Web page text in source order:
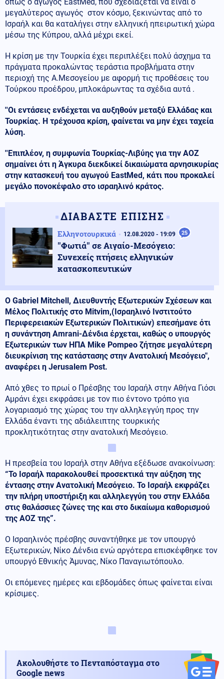
μεγαλύτερος αγωγός στον κόσμο, ξεκινώντας από το
Ισραήλ και θα καταλήγει στην ελληνική ηπειρωτική χώρα
μέσω της Κύπρου, αλλά μέχρι εκεί.
Η κρίση με την Τουρκία έχει περιπλέξει πολύ άσχημα τα
πράγματα προκαλώντας τεράστια προβλήματα στην
περιοχή της Α.Μεσογείου με αφορμή τις προθέσεις του
Τούρκου προέδρου, μπλοκάρωντας τα σχέδια αυτά .
''Οι εντάσεις ενδέχεται να αυξηθούν μεταξύ Ελλάδας και
Τουρκίας. Η τρέχουσα κρίση, φαίνεται να μην έχει ταχεία
λύση.
''Επιπλέον, η συμφωνία Τουρκίας-Λιβύης για την ΑΟΖ
σημαίνει ότι η Άγκυρα διεκδικεί δικαιώματα αρνησικυρίας
στην κατασκευή του αγωγού EastMed, κάτι που προκαλεί
μεγάλο πονοκέφαλο στο ισραηλινό κράτος.
ΔΙΑΒΑΣΤΕ ΕΠΙΣΗΣ
Ελληνοτουρκικά 12.08.2020 - 19:09 25
''Φωτιά'' σε Αιγαίο-Μεσόγειο:
Συνεχείς πτήσεις ελληνικών
κατασκοπευτικών
Ο Gabriel Mitchell, Διευθυντής Εξωτερικών Σχέσεων και
Μέλος Πολιτικής στο Mitvim,(Ισραηλινό Ινστιτούτο
Περιφερειακών Εξωτερικών Πολιτικών) επεσήμανε ότι
η συνάντηση Amrani-Δένδια έρχεται, καθώς ο υπουργός
Εξωτερικών των ΗΠΑ Mike Pompeo ζήτησε μεγαλύτερη
διευκρίνιση της κατάστασης στην Ανατολική Μεσόγειο",
αναφέρει η Jerusalem Post.
Από χθες το πρωί ο Πρέσβης του Ισραήλ στην Αθήνα Γιόσι
Αμράνι έχει εκφράσει με τον πιο έντονο τρόπο για
λογαριασμό της χώρας του την αλληλεγγύη προς την
Ελλάδα έναντι της αδιάλειπτης τουρκικής
προκλητικότητας στην ανατολική Μεσόγειο.
Η πρεσβεία του Ισραήλ στην Αθήνα εξέδωσε ανακοίνωση:
“Το Ισραήλ παρακολουθεί προσεκτικά την αύξηση της
έντασης στην Ανατολική Μεσόγειο. Το Ισραήλ εκφράζει
την πλήρη υποστήριξη και αλληλεγγύη του στην Ελλάδα
στις θαλάσσιες ζώνες της και στο δικαίωμα καθορισμού
της ΑΟΖ της”.
Ο Ισραηλινός πρέσβης συναντήθηκε με τον υπουργό
Εξωτερικών, Νίκο Δένδια ενώ αργότερα επισκέφθηκε τον
υπουργό Εθνικής Άμυνας, Νίκο Παναγιωτόπουλο.
Οι επόμενες ημέρες και εβδομάδες όπως φαίνεται είναι
κρίσιμες.
Ακολουθήστε το Πενταπόσταγμα στο
Google news